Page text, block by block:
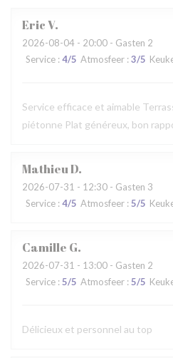
EricV
2026-08-04 - 20:00 - Gasten 2
Service : 4/5 Atmosfeer : 3/5
Service efficace et aimable
piétonne Plat généreux, bon
MathieuD
2026-07-31 - 12:30 - Gasten 3
Service : 4/5 Atmosfeer : 5/5
Camille G
2026-07-31 - 13:00 - Gasten 2
Service : 5/5 Atmosfeer : 5/5
Délicieux et personnel au top